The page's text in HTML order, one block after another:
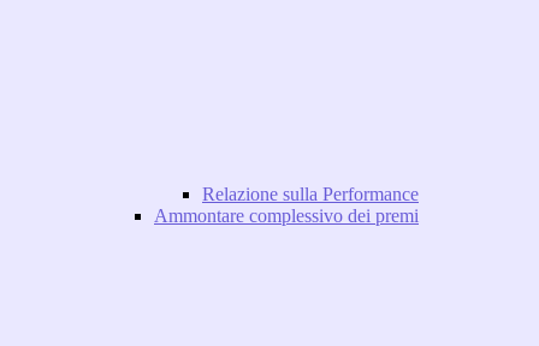
Relazione sulla Performance
Ammontare complessivo dei premi